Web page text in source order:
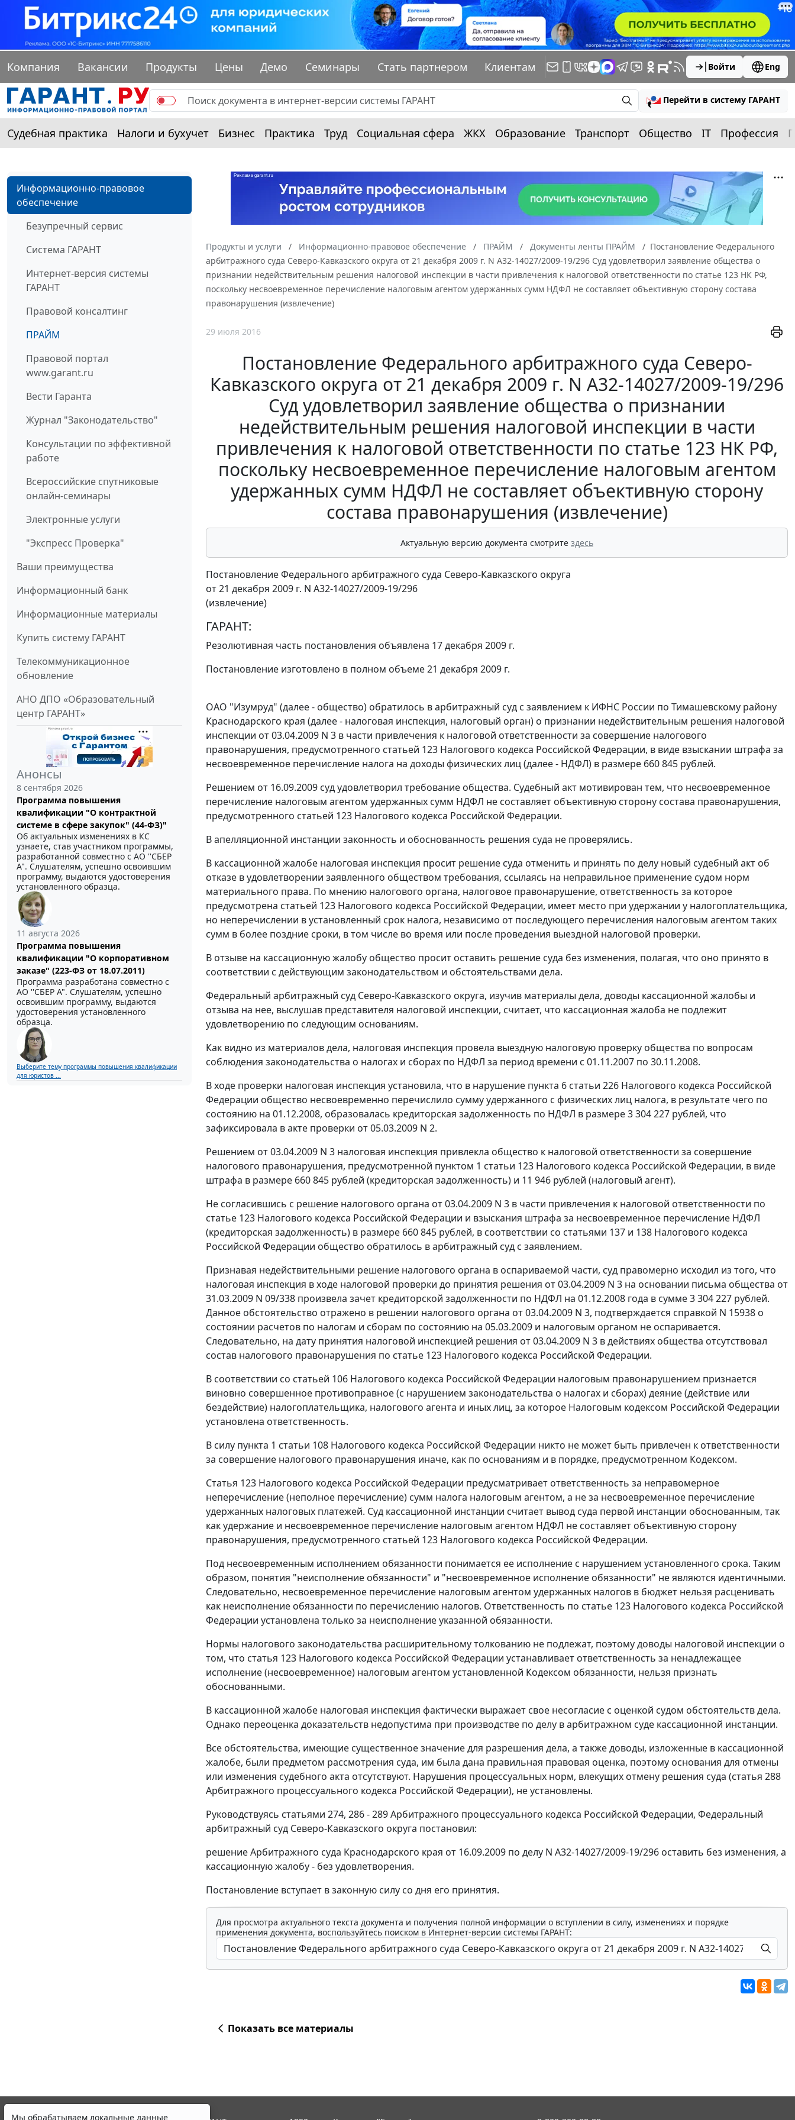
Компания Вакансии Продукты Цены Демо Семинары Стать партнером Клиентам Войти Eng
Перейти в систему ГАРАНТ
Судебная практика Налоги и бухучет Бизнес Практика Труд Социальная сфера ЖКХ Образование Транспорт Общество IT Профессия
Информационно-правовое
обеспечение
Безупречный сервис
Система ГАРАНТ
Интернет-версия системы
ГАРАНТ
Правовой консалтинг
ПРАЙМ
Правовой портал
www.garant.ru
Вести Гаранта
Журнал "Законодательство"
Консультации по эффективной
работе
Всероссийские спутниковые
онлайн-семинары
Электронные услуги
"Экспресс Проверка"
Ваши преимущества
Информационный банк
Информационные материалы
Купить систему ГАРАНТ
Телекоммуникационное
обновление
АНО ДПО «Образовательный
центр ГАРАНТ»
Анонсы
8 сентября 2026
Программа повышения
квалификации "О контрактной
системе в сфере закупок" (44-ФЗ)"
Об актуальных изменениях в КС
узнаете, став участником программы,
разработанной совместно с АО ''СБЕР
А". Слушателям, успешно освоившим
программу, выдаются удостоверения
установленного образца.
11 августа 2026
Программа повышения
квалификации "О корпоративном
заказе" (223-ФЗ от 18.07.2011)
Программа разработана совместно с
АО ''СБЕР А". Слушателям, успешно
освоившим программу, выдаются
удостоверения установленного
образца.
Выберите тему программы повышения квалификации
для юристов ...
Продукты и услуги Информационно-правовое обеспечение ПРАЙМ Документы ленты ПРАЙМ
Постановление Федерального
арбитражного суда Северо-Кавказского округа от 21 декабря 2009 г. N А32-14027/2009-19/296 Суд удовлетворил заявление общества о
признании недействительным решения налоговой инспекции в части привлечения к налоговой ответственности по статье 123 НК РФ,
поскольку несвоевременное перечисление налоговым агентом удержанных сумм НДФЛ не составляет объективную сторону состава
правонарушения (извлечение)
29 июля 2016
Постановление Федерального арбитражного суда Северо-
Кавказского округа от 21 декабря 2009 г. N А32-14027/2009-19/296
Суд удовлетворил заявление общества о признании
недействительным решения налоговой инспекции в части
привлечения к налоговой ответственности по статье 123 НК РФ,
поскольку несвоевременное перечисление налоговым агентом
удержанных сумм НДФЛ не составляет объективную сторону
состава правонарушения (извлечение)
Актуальную версию документа смотрите здесь
Постановление Федерального арбитражного суда Северо-Кавказского округа
от 21 декабря 2009 г. N А32-14027/2009-19/296
(извлечение)
ГАРАНТ:
Резолютивная часть постановления объявлена 17 декабря 2009 г.
Постановление изготовлено в полном объеме 21 декабря 2009 г.
ОАО "Изумруд" (далее - общество) обратилось в арбитражный суд с заявлением к ИФНС России по Тимашевскому району
Краснодарского края (далее - налоговая инспекция, налоговый орган) о признании недействительным решения налоговой
инспекции от 03.04.2009 N 3 в части привлечения к налоговой ответственности за совершение налогового
правонарушения, предусмотренного статьей 123 Налогового кодекса Российской Федерации, в виде взыскании штрафа за
несвоевременное перечисление налога на доходы физических лиц (далее - НДФЛ) в размере 660 845 рублей.
Решением от 16.09.2009 суд удовлетворил требование общества. Судебный акт мотивирован тем, что несвоевременное
перечисление налоговым агентом удержанных сумм НДФЛ не составляет объективную сторону состава правонарушения,
предусмотренного статьей 123 Налогового кодекса Российской Федерации.
В апелляционной инстанции законность и обоснованность решения суда не проверялись.
В кассационной жалобе налоговая инспекция просит решение суда отменить и принять по делу новый судебный акт об
отказе в удовлетворении заявленного обществом требования, ссылаясь на неправильное применение судом норм
материального права. По мнению налогового органа, налоговое правонарушение, ответственность за которое
предусмотрена статьей 123 Налогового кодекса Российской Федерации, имеет место при удержании у налогоплательщика,
но неперечислении в установленный срок налога, независимо от последующего перечисления налоговым агентом таких
сумм в более поздние сроки, в том числе во время или после проведения выездной налоговой проверки.
В отзыве на кассационную жалобу общество просит оставить решение суда без изменения, полагая, что оно принято в
соответствии с действующим законодательством и обстоятельствами дела.
Федеральный арбитражный суд Северо-Кавказского округа, изучив материалы дела, доводы кассационной жалобы и
отзыва на нее, выслушав представителя налоговой инспекции, считает, что кассационная жалоба не подлежит
удовлетворению по следующим основаниям.
Как видно из материалов дела, налоговая инспекция провела выездную налоговую проверку общества по вопросам
соблюдения законодательства о налогах и сборах по НДФЛ за период времени с 01.11.2007 по 30.11.2008.
В ходе проверки налоговая инспекция установила, что в нарушение пункта 6 статьи 226 Налогового кодекса Российской
Федерации общество несвоевременно перечислило сумму удержанного с физических лиц налога, в результате чего по
состоянию на 01.12.2008, образовалась кредиторская задолженность по НДФЛ в размере 3 304 227 рублей, что
зафиксировала в акте проверки от 05.03.2009 N 2.
Решением от 03.04.2009 N 3 налоговая инспекция привлекла общество к налоговой ответственности за совершение
налогового правонарушения, предусмотренной пунктом 1 статьи 123 Налогового кодекса Российской Федерации, в виде
штрафа в размере 660 845 рублей (кредиторская задолженность) и 11 946 рублей (налоговый агент).
Не согласившись с решение налогового органа от 03.04.2009 N 3 в части привлечения к налоговой ответственности по
статье 123 Налогового кодекса Российской Федерации и взыскания штрафа за несвоевременное перечисление НДФЛ
(кредиторская задолженность) в размере 660 845 рублей, в соответствии со статьями 137 и 138 Налогового кодекса
Российской Федерации общество обратилось в арбитражный суд с заявлением.
Признавая недействительными решение налогового органа в оспариваемой части, суд правомерно исходил из того, что
налоговая инспекция в ходе налоговой проверки до принятия решения от 03.04.2009 N 3 на основании письма общества от
31.03.2009 N 09/338 произвела зачет кредиторской задолженности по НДФЛ на 01.12.2008 года в сумме 3 304 227 рублей.
Данное обстоятельство отражено в решении налогового органа от 03.04.2009 N 3, подтверждается справкой N 15938 о
состоянии расчетов по налогам и сборам по состоянию на 05.03.2009 и налоговым органом не оспаривается.
Следовательно, на дату принятия налоговой инспекцией решения от 03.04.2009 N 3 в действиях общества отсутствовал
состав налогового правонарушения по статье 123 Налогового кодекса Российской Федерации.
В соответствии со статьей 106 Налогового кодекса Российской Федерации налоговым правонарушением признается
виновно совершенное противоправное (с нарушением законодательства о налогах и сборах) деяние (действие или
бездействие) налогоплательщика, налогового агента и иных лиц, за которое Налоговым кодексом Российской Федерации
установлена ответственность.
В силу пункта 1 статьи 108 Налогового кодекса Российской Федерации никто не может быть привлечен к ответственности
за совершение налогового правонарушения иначе, как по основаниям и в порядке, предусмотренном Кодексом.
Статья 123 Налогового кодекса Российской Федерации предусматривает ответственность за неправомерное
неперечисление (неполное перечисление) сумм налога налоговым агентом, а не за несвоевременное перечисление
удержанных налоговых платежей. Суд кассационной инстанции считает вывод суда первой инстанции обоснованным, так
как удержание и несвоевременное перечисление налоговым агентом НДФЛ не составляет объективную сторону
правонарушения, предусмотренного статьей 123 Налогового кодекса Российской Федерации.
Под несвоевременным исполнением обязанности понимается ее исполнение с нарушением установленного срока. Таким
образом, понятия "неисполнение обязанности" и "несвоевременное исполнение обязанности" не являются идентичными.
Следовательно, несвоевременное перечисление налоговым агентом удержанных налогов в бюджет нельзя расценивать
как неисполнение обязанности по перечислению налогов. Ответственность по статье 123 Налогового кодекса Российской
Федерации установлена только за неисполнение указанной обязанности.
Нормы налогового законодательства расширительному толкованию не подлежат, поэтому доводы налоговой инспекции о
том, что статья 123 Налогового кодекса Российской Федерации устанавливает ответственность за ненадлежащее
исполнение (несвоевременное) налоговым агентом установленной Кодексом обязанности, нельзя признать
обоснованными.
В кассационной жалобе налоговая инспекция фактически выражает свое несогласие с оценкой судом обстоятельств дела.
Однако переоценка доказательств недопустима при производстве по делу в арбитражном суде кассационной инстанции.
Все обстоятельства, имеющие существенное значение для разрешения дела, а также доводы, изложенные в кассационной
жалобе, были предметом рассмотрения суда, им была дана правильная правовая оценка, поэтому основания для отмены
или изменения судебного акта отсутствуют. Нарушения процессуальных норм, влекущих отмену решения суда (статья 288
Арбитражного процессуального кодекса Российской Федерации), не установлены.
Руководствуясь статьями 274, 286 - 289Арбитражного процессуального кодекса Российской Федерации, Федеральный
арбитражный суд Северо-Кавказского округа постановил:
решение Арбитражного суда Краснодарского края от 16.09.2009 по делу N А32-14027/2009-19/296 оставить без изменения, а
кассационную жалобу - без удовлетворения.
Постановление вступает в законную силу со дня его принятия.
Для просмотра актуального текста документа и получения полной информации о вступлении в силу, изменениях и порядке
применения документа, воспользуйтесь поиском в Интернет-версии системы ГАРАНТ:
Показать все материалы
Мы обрабатываем локальные данные